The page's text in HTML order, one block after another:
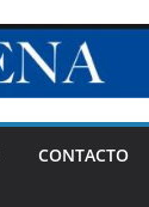
CONTACTO